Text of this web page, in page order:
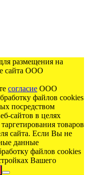
размещения на
сайта ООО
согласие ООО
файлов cookies
посредством
сайтов в целях
товаров
сайта. Если Вы не
данные
файлов cookies
Вашего